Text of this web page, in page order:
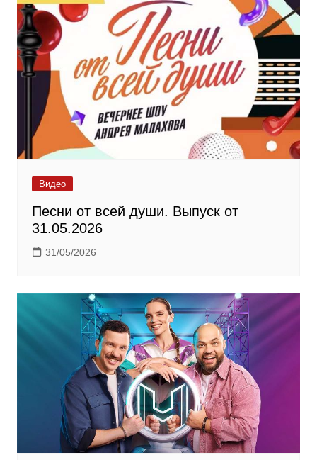
Видео
Песни от всей души. Выпуск от
31.05.2026
31/05/2026